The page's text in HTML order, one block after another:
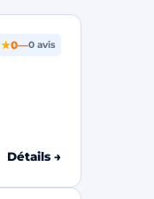
★0—0 avis
Détails →